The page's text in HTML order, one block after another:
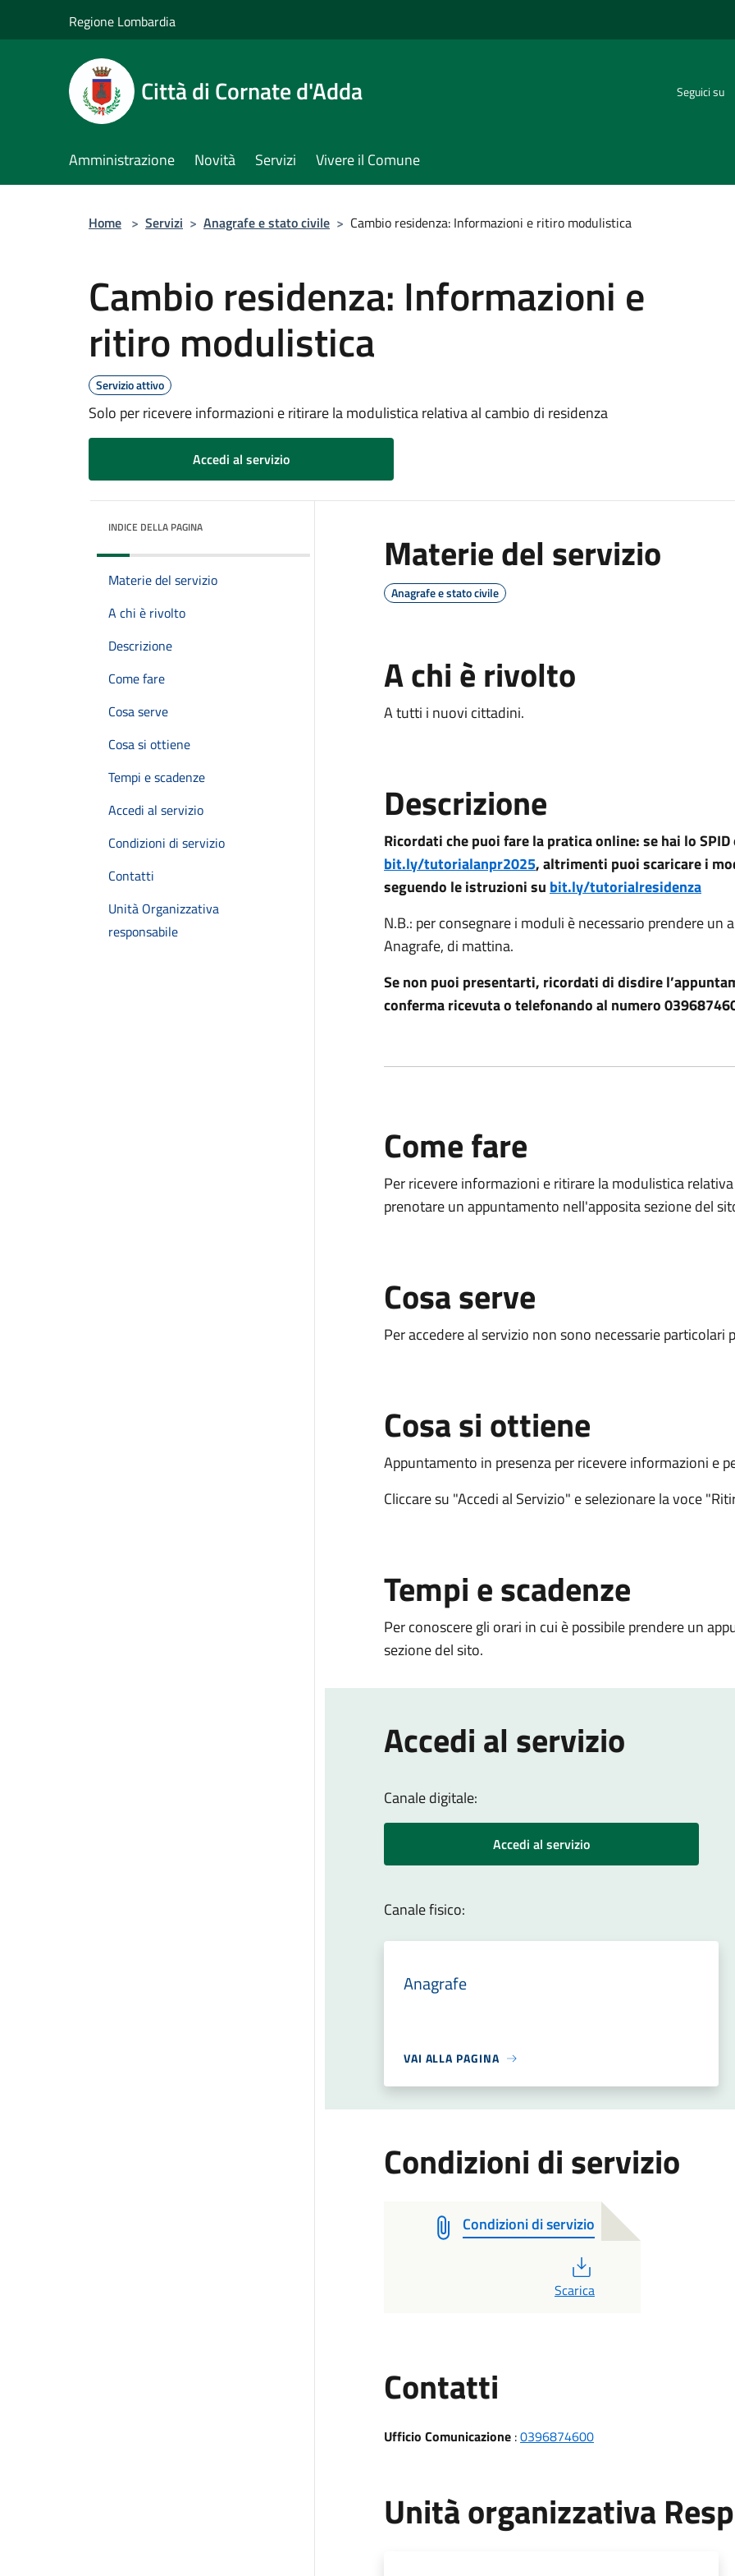
Regione Lombardia
Città di Cornate d'Adda Seguici su
Amministrazione Novità Servizi Vivere il Comune
Home > Servizi > Anagrafe e stato civile > Cambio residenza: Informazioni e ritiro modulistica
Cambio residenza: Informazioni e
ritiro modulistica
Servizio attivo
Solo per ricevere informazioni e ritirare la modulistica relativa al cambio di residenza
Accedi al servizio
INDICE DELLA PAGINA
Materie del servizio
A chi è rivolto
Descrizione
Come fare
Cosa serve
Cosa si ottiene
Tempi e scadenze
Accedi al servizio
Condizioni di servizio
Contatti
Unità Organizzativa
responsabile
Materie del servizio
Anagrafe e stato civile
A chi è rivolto
A tutti i nuovi cittadini.
Descrizione
Ricordati che puoi fare la pratica online: se hai lo
bit.ly/tutorialanpr2025, altrimenti puoi scaricare i
seguendo le istruzioni su bit.ly/tutorialresidenza
N.B.: per consegnare i moduli è necessario prendere
Anagrafe, di mattina.
Se non puoi presentarti, ricordati di disdire
conferma ricevuta o telefonando al numero
Come fare
Per ricevere informazioni e ritirare la modulistica
prenotare un appuntamento nell'apposita sezione del
Cosa serve
Per accedere al servizio non sono necessarie particolari
Cosa si ottiene
Appuntamento in presenza per ricevere informazioni e
Cliccare su "Accedi al Servizio" e selezionare la voce
Tempi e scadenze
Per conoscere gli orari in cui è possibile prendere un
sezione del sito.
Accedi al servizio
Canale digitale:
Accedi al servizio
Canale fisico:
Anagrafe
VAI ALLA PAGINA
Condizioni di servizio
Condizioni di servizio
Scarica
Contatti
Ufficio Comunicazione:0396874600
Unità organizzativa